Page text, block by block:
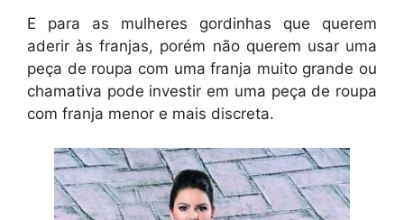
E para as mulheres gordinhas que querem
aderir às franjas, porém não querem usar uma
peça de roupa com uma franja muito grande ou
chamativa pode investir em uma peça de roupa
com franja menor e mais discreta.